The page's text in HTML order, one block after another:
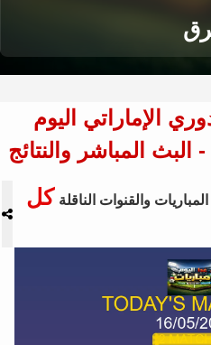
الإماراتي اليوم
والقنوات الناقلة كل